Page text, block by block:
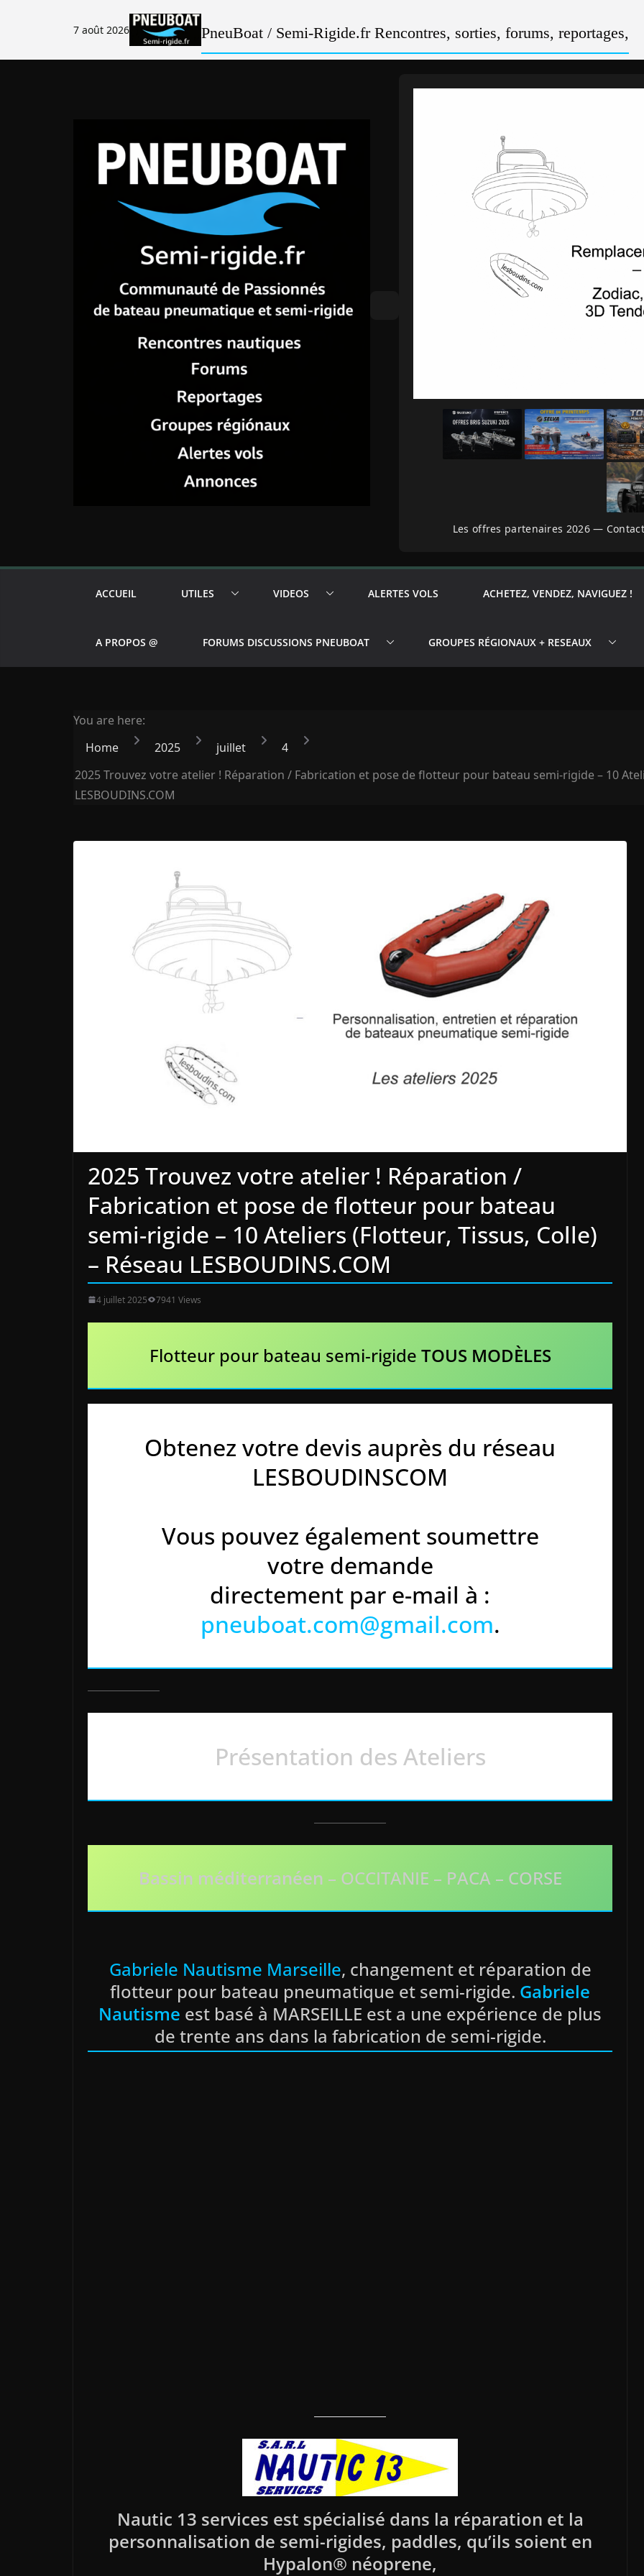
7 août 2026 PneuBoat / Semi-Rigide.fr Rencontres, sorties, forums, reportages,
Les offres partenaires 2026 —
ACCUEIL UTILES VIDEOS ALERTES VOLS ACHETEZ, VENDEZ, NAVIGUEZ !
A PROPOS @ FORUMS DISCUSSIONS PNEUBOAT GROUPES RÉGIONAUX + RESEAUX
You are here:
Home
2025 juillet
4
2025 Trouvez votre atelier ! Réparation / Fabrication et pose de flotteur pour bateau semi-rigide – 10
LESBOUDINS.COM
2025 Trouvez votre atelier ! Réparation /
Fabrication et pose de flotteur pour bateau
semi-rigide – 10 Ateliers (Flotteur, Tissus, Colle)
– Réseau LESBOUDINS.COM
4 juillet 2025 7941 Views
Flotteur pour bateau semi-rigide TOUS MODÈLES
Obtenez votre devis auprès du réseau
LESBOUDINSCOM
Vous pouvez également soumettre
votre demande
directement par e-mail à :
pneuboat.com@gmail.com.
Présentation des Ateliers
Bassin méditerranéen – OCCITANIE – PACA – CORSE
Gabriele Nautisme Marseille, changement et réparation de
flotteur pour bateau pneumatique et semi-rigide. Gabriele
Nautisme est basé à MARSEILLE est a une expérience de plus
de trente ans dans la fabrication de semi-rigide.
Nautic 13 services est spécialisé dans la réparation et la
personnalisation de semi-rigides, paddles, qu’ils soient en
Hypalon® néoprene,